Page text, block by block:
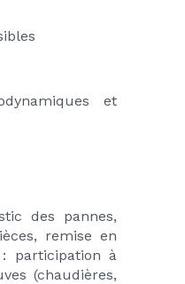
et
des pannes,
remise en
participation à
(chaudières,